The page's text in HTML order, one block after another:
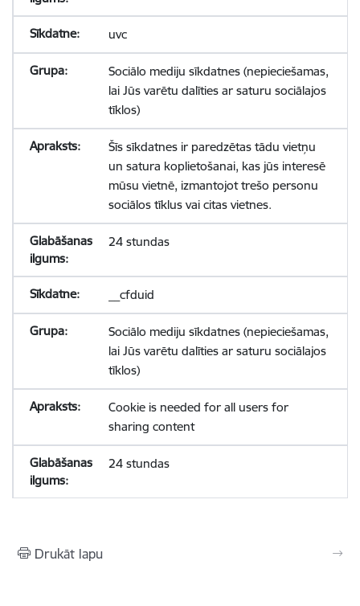
uvc
Sociālo mediju sīkdatnes (nepieciešamas,
lai Jūs varētu dalīties ar saturu sociālajos
tīklos)
Šīs sīkdatnes ir paredzētas tādu vietņu
un satura koplietošanai, kas jūs interesē
mūsu vietnē, izmantojot trešo personu
sociālos tīklus vai citas vietnes.
24 stundas
__cfduid
Sociālo mediju sīkdatnes (nepieciešamas,
lai Jūs varētu dalīties ar saturu sociālajos
tīklos)
Cookie is needed for all users for
sharing content
24 stundas
Drukāt lapu